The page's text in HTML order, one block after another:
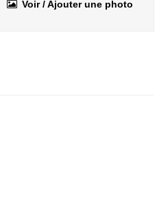
Voir / Ajouter une photo